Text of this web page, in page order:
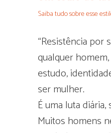
Saiba tudo sobre esse
“Resistência por
qualquer
estudo,
ser mulher.
É uma luta
Muitos homens